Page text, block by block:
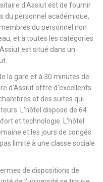
d'Assiut est de fournir
du personnel académique,
du personnel non
et à toutes les catégories
est situé dans un
la gare et à 30 minutes de
d'Assiut offre d'excellents
et des suites qui
L'hôtel dispose de 64
et technologie. L'hôtel
et les jours de congés.
limité à une classe sociale
de dispositions de